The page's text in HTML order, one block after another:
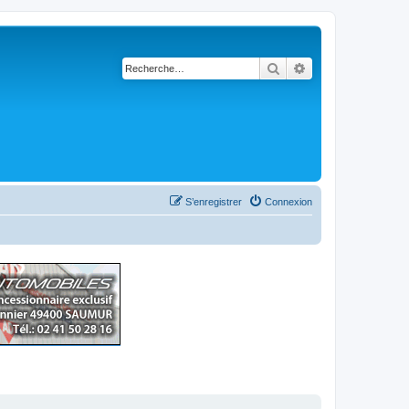
Rechercher
Connexion
S’enregistrer